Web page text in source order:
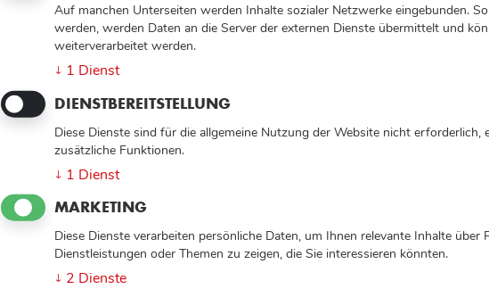
Auf manchen Unterseiten werden Inhalte sozialer Netzwerke eingebunden.
werden, werden Daten an die Server der externen Dienste übermittelt und
weiterverarbeitet werden.
↓ 1 Dienst
DIENSTBEREITSTELLUNG
Diese Dienste sind für die allgemeine Nutzung der Website nicht erforderlich,
zusätzliche Funktionen.
↓ 1 Dienst
MARKETING
Diese Dienste verarbeiten persönliche Daten, um Ihnen relevante Inhalte über
Dienstleistungen oder Themen zu zeigen, die Sie interessieren könnten.
↓ 2 Dienste